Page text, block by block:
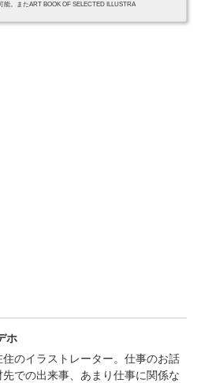
。またART BOOK OF SELECTED ILLUSTRA
ホ
住のイラストレーター。仕事のお話
先での出来事、あまり仕事に関係な